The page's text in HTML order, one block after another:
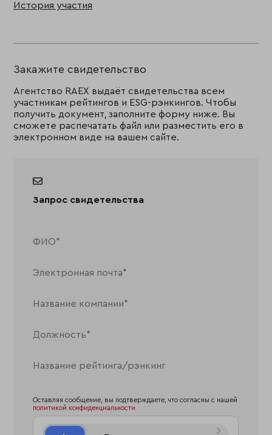
История участия
Закажите свидетельство
Агентство RAEX выдаёт свидетельства всем
участникам рейтингов и ESG-рэнкингов. Чтобы
получить документ, заполните форму ниже. Вы
сможете распечатать файл или разместить его в
электронном виде на вашем сайте.
Запрос свидетельства
Оставляя сообщение, вы подтверждаете, что согласны с нашей
политикой конфиденциальности